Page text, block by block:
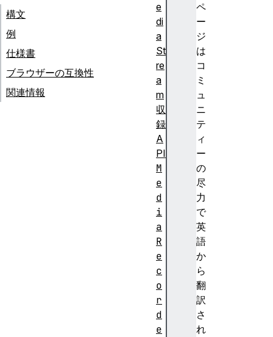
ペ
ー
ジ
は
コ
ミ
ュ
ニ
テ
ィ
ー
の
尽
力
で
英
語
か
ら
翻
訳
さ
れ
構文
例
仕様書
ブラウザーの互換性
関連情報
e
di
a
St
re
a
m
収
録
A
PI
M
e
d
i
a
R
e
c
o
r
d
e